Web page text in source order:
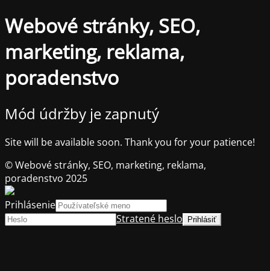
Webové stránky, SEO,
marketing, reklama,
poradenstvo
Mód údržby je zapnutý
Site will be available soon. Thank you for your patience!
© Webové stránky, SEO, marketing, reklama,
poradenstvo 2025
Prihlásenie
Stratené heslo